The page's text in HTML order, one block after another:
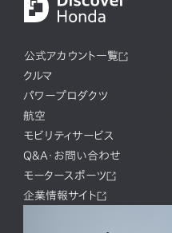
公式アカウント一覧
クルマ
パワープロダクツ
航空
モビリティサービス
Q&A・お問い合わせ
モータースポーツ
企業情報サイト